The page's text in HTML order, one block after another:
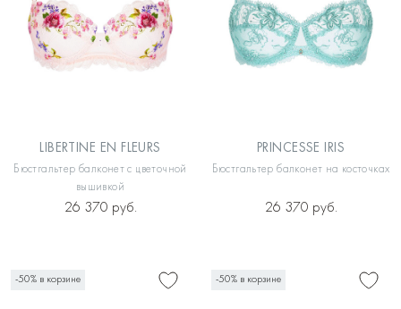
LIBERTINE EN FLEURS
Бюстгальтер балконет с цветочной
вышивкой
26 370 руб.
PRINCESSE IRIS
Бюстгальтер балконет на косточках
26 370 руб.
-50% в корзине -50% в корзине